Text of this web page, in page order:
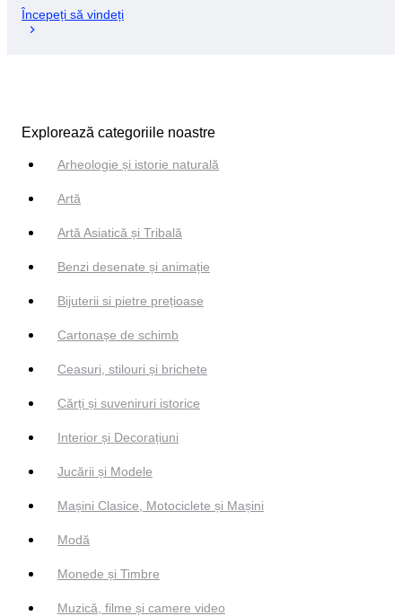
Începeți să vindeți
Explorează categoriile noastre
Arheologie și istorie naturală
Artă
Artă Asiatică și Tribală
Benzi desenate și animație
Bijuterii si pietre prețioase
Cartonașe de schimb
Ceasuri, stilouri și brichete
Cărți și suveniruri istorice
Interior și Decorațiuni
Jucării și Modele
Mașini Clasice, Motociclete și Mașini
Modă
Monede și Timbre
Muzică, filme și camere video